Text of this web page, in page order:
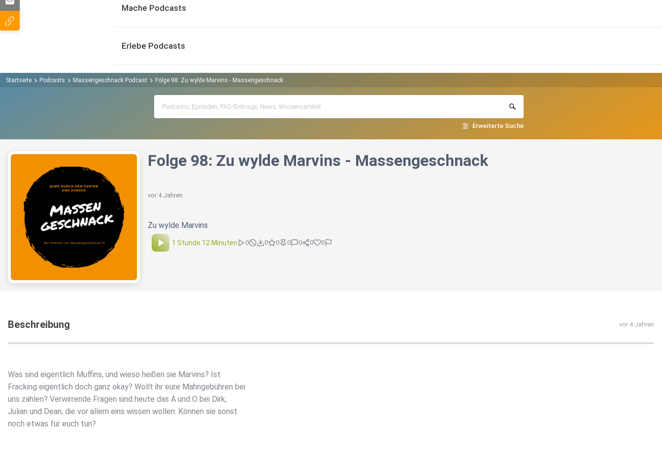
Mache Podcasts
Erlebe Podcasts
Startseite Podcasts Massengeschnack Podcast Folge 98: Zu wylde Marvins - Massengeschnack
Erweiterte Suche
Folge 98: Zu wylde Marvins - Massengeschnack
vor 4 Jahren
Zu wylde Marvins
1 Stunde 12 Minuten 0 0 0 0 0 0 0
Beschreibung vor 4 Jahren
Was sind eigentlich Muffins, und wieso heißen sie Marvins? Ist
Fracking eigentlich doch ganz okay? Wollt ihr eure Mahngebühren bei
uns zahlen? Verwirrende Fragen sind heute das A und O bei Dirk,
Julian und Dean, die vor allem eins wissen wollen: Können sie sonst
noch etwas für euch tun?